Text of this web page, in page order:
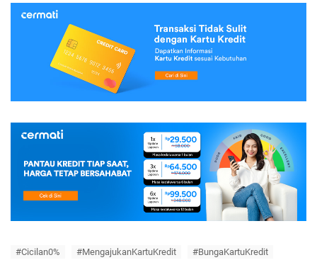
#Cicilan0% #MengajukanKartuKredit #BungaKartuKredit